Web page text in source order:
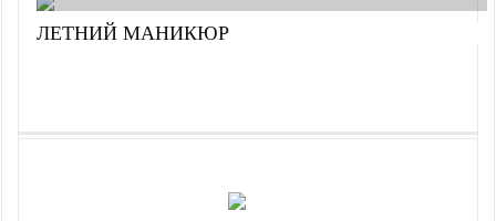
ЛЕТНИЙ МАНИКЮР